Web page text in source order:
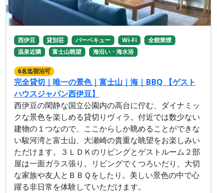
西伊豆 貸別荘 バーベキュー Wi-Fi
全館禁煙
温泉近隣
富士山眺望 海沿い・海水浴
6名迄宿泊可
完全貸切｜唯一の景色｜富士山｜海｜BBQ 【ゲスト
ハウスジャパン西伊豆】
西伊豆の閑静な国立公園内の高台に佇む、ダイナミッ
クな景色を楽しめる貸切りヴィラ。付近では数少ない
建物の１つなので、ここからしか眺めることができな
い駿河湾と富士山、大瀬崎の貴重な眺望をお楽しみい
ただけます。３ＬＤＫのリビングとゲストルーム２部
屋は一面ガラス張り。リビングでくつろいだり、大切
な家族や友人とＢＢＱをしたり。美しい景色の中で心
躍る非日常を体験していただけます。